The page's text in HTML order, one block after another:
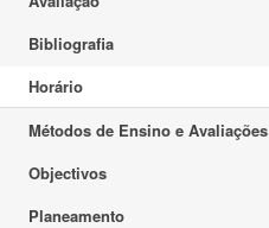
Bibliografia
Horário
Métodos de Ensino e Avaliações
Objectivos
Planeamento